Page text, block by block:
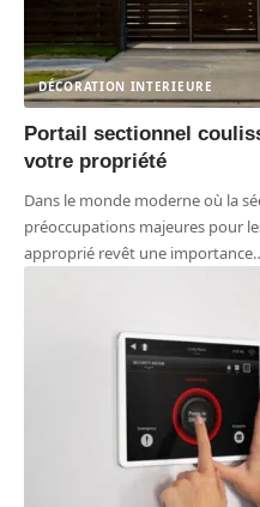
DÉCORATION INTERIEURE
Portail sectionnel
votre propriété
Dans le monde moderne où la
préoccupations majeures pour
approprié revêt une importance